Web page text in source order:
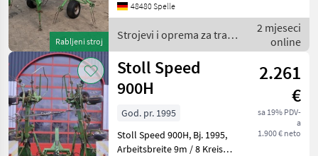
Rabljeni stroj
Gelenkwelle, Strojevi i
Rota
48480 Spelle
Strojevi i oprema za travu
i baliranje / Stoll
2 mjeseci
online
Stoll Speed
900H
2.261
€
sa 19% PDV-
a
1.900 € neto
God. pr. 1995
Stoll Speed 900H, Bj. 1995,
Arbeitsbreite 9m / 8 Kreisel